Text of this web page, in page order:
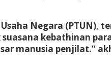
Negara (PTUN),
kebathinan
manusia penjilat.”